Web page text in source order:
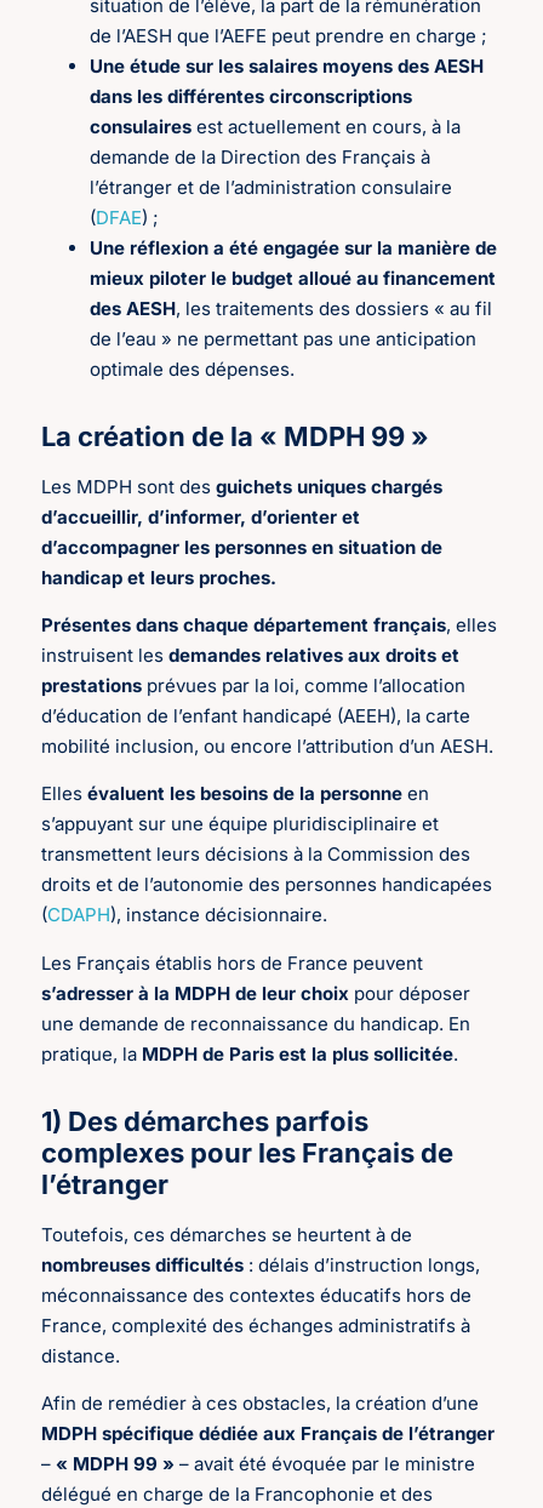
situation de l’élève, la part de la rémunération
de l’AESH que l’AEFE peut prendre en charge ;
Une étude sur les salaires moyens des AESH
dans les différentes circonscriptions
consulaires est actuellement en cours, à la
demande de la Direction des Français à
l’étranger et de l’administration consulaire
(DFAE) ;
Une réflexion a été engagée sur la manière de
mieux piloter le budget alloué au financement
des AESH, les traitements des dossiers « au fil
de l’eau » ne permettant pas une anticipation
optimale des dépenses.
La création de la « MDPH 99 »
Les MDPH sont des guichets uniques chargés
d’accueillir, d’informer, d’orienter et
d’accompagner les personnes en situation de
handicap et leurs proches.
Présentes dans chaque département français, elles
instruisent lesdemandes relatives aux droits et
prestations prévues par la loi, comme l’allocation
d’éducation de l’enfant handicapé (AEEH), la carte
mobilité inclusion, ou encore l’attribution d’un AESH.
Ellesévaluent les besoins de la personne en
s’appuyant sur une équipe pluridisciplinaire et
transmettent leurs décisions à la Commission des
droits et de l’autonomie des personnes handicapées
(CDAPH), instance décisionnaire.
Les Français établis hors de France peuvent
s’adresser à la MDPH de leur choix pour déposer
une demande de reconnaissance du handicap. En
pratique, la MDPH de Paris est la plus sollicitée.
1) Des démarches parfois
complexes pour les Français de
l’étranger
Toutefois, ces démarches se heurtent à de
nombreuses difficultés : délais d’instruction longs,
méconnaissance des contextes éducatifs hors de
France, complexité des échanges administratifs à
distance.
Afin de remédier à ces obstacles, la création d’une
MDPH spécifique dédiée aux Français de l’étranger
–« MDPH 99 » – avait été évoquée par le ministre
délégué en charge de la Francophonie et des